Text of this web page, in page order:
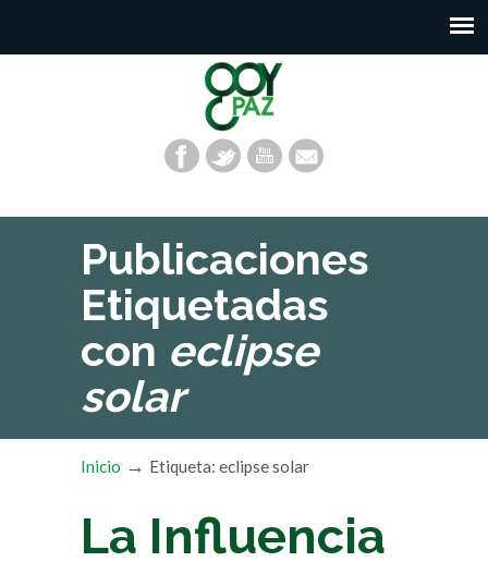
Publicaciones
Etiquetadas
con eclipse
solar
Inicio → Etiqueta: eclipse solar
La Influencia